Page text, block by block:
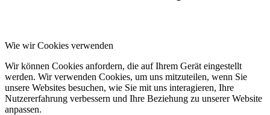
Wie wir Cookies verwenden
Wir können Cookies anfordern, die auf Ihrem Gerät eingestellt
werden. Wir verwenden Cookies, um uns mitzuteilen, wenn Sie
unsere Websites besuchen, wie Sie mit uns interagieren, Ihre
Nutzererfahrung verbessern und Ihre Beziehung zu unserer Website
anpassen.